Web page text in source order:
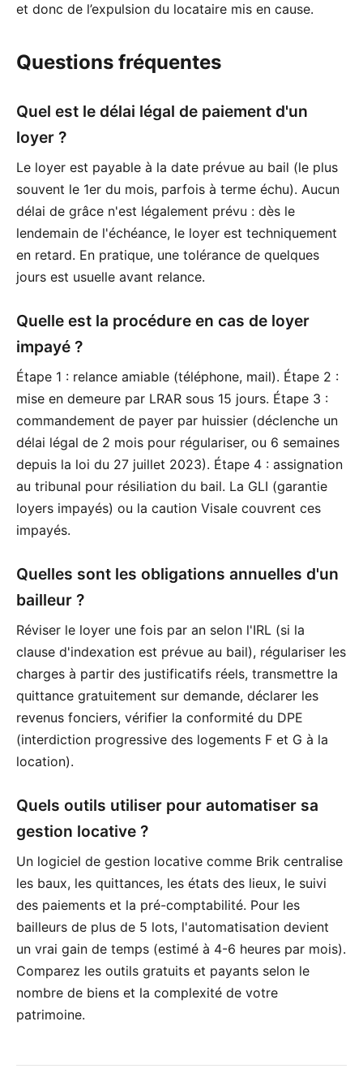
et donc de l’expulsion du locataire mis en cause.
Questions fréquentes
Quel est le délai légal de paiement d'un
loyer ?
Le loyer est payable à la date prévue au bail (le plus
souvent le 1er du mois, parfois à terme échu). Aucun
délai de grâce n'est légalement prévu : dès le
lendemain de l'échéance, le loyer est techniquement
en retard. En pratique, une tolérance de quelques
jours est usuelle avant relance.
Quelle est la procédure en cas de loyer
impayé ?
Étape 1 : relance amiable (téléphone, mail). Étape 2 :
mise en demeure par LRAR sous 15 jours. Étape 3 :
commandement de payer par huissier (déclenche un
délai légal de 2 mois pour régulariser, ou 6 semaines
depuis la loi du 27 juillet 2023). Étape 4 : assignation
au tribunal pour résiliation du bail. La GLI (garantie
loyers impayés) ou la caution Visale couvrent ces
impayés.
Quelles sont les obligations annuelles d'un
bailleur ?
Réviser le loyer une fois par an selon l'IRL (si la
clause d'indexation est prévue au bail), régulariser les
charges à partir des justificatifs réels, transmettre la
quittance gratuitement sur demande, déclarer les
revenus fonciers, vérifier la conformité du DPE
(interdiction progressive des logements F et G à la
location).
Quels outils utiliser pour automatiser sa
gestion locative ?
Un logiciel de gestion locative comme Brik centralise
les baux, les quittances, les états des lieux, le suivi
des paiements et la pré-comptabilité. Pour les
bailleurs de plus de 5 lots, l'automatisation devient
un vrai gain de temps (estimé à 4-6 heures par mois).
Comparez les outils gratuits et payants selon le
nombre de biens et la complexité de votre
patrimoine.